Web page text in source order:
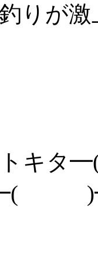
りが
トキ